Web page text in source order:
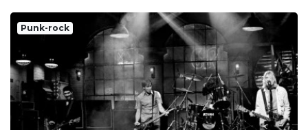
Punk-rock